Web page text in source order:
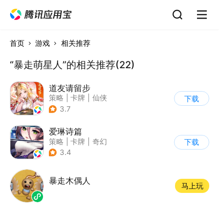
首页 游戏 相关推荐
“暴走萌星人”的相关推荐(22)
道友请留步
策略 卡牌
仙侠
| 卡通
3.7
下载
爱琳诗篇
策略 卡牌
奇幻
| 美少女
3.4
下载
暴走木偶人
马上玩